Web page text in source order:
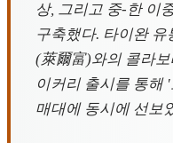
상, 그리고 중-한 이
구축했다. 타이완 유
(萊爾富)와의 콜라
이커리 출시를 통해
매대에 동시에 선보